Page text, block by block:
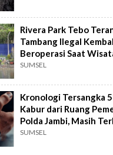
Rivera Park Tebo
Tambang Ilegal
Beroperasi Saat
Membludak
SUMSEL
Kronologi Tersangka
Kabur dari Ruang
Polda Jambi, Masih
SUMSEL